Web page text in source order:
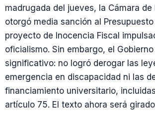
madrugada del jueves, la Cámara de
otorgó media sanción al
proyecto de Inocencia Fiscal
oficialismo. Sin embargo, el
significativo: no logró derogar las
emergencia en discapacidad ni las
financiamiento universitario,
artículo 75. El texto ahora será